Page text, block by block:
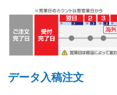
データ入稿注文